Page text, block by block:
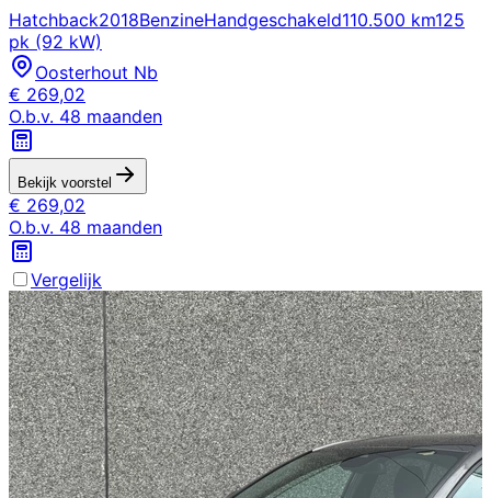
Hatchback2018BenzineHandgeschakeld110.500 km125
pk (92 kW)
Oosterhout Nb
€ 269,02
O.b.v. 48 maanden
Bekijk voorstel
€ 269,02
O.b.v. 48 maanden
Vergelijk